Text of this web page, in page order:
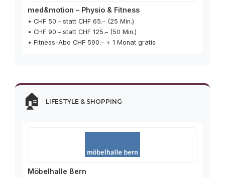
med&motion – Physio & Fitness
• CHF 50.– statt CHF 65.– (25 Min.)
• CHF 90.– statt CHF 125.– (50 Min.)
• Fitness-Abo CHF 590.– + 1 Monat gratis
🏠 Lifestyle & Shopping
Möbelhalle Bern